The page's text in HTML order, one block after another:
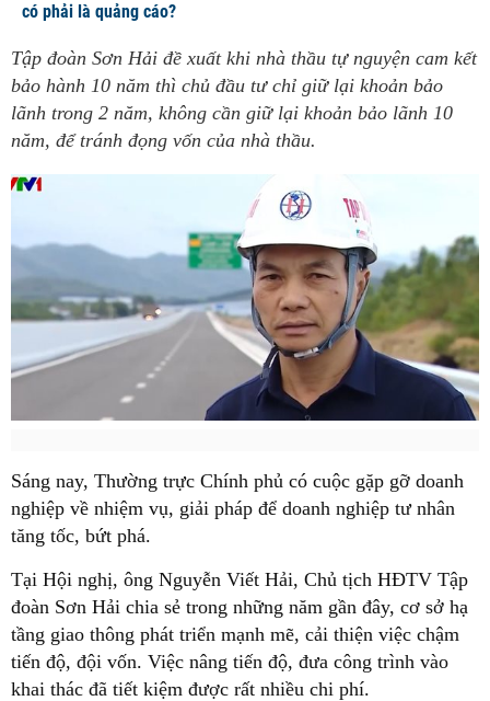
có phải là quảng cáo?
Tập đoàn Sơn Hải đề xuất khi nhà thầu tự nguyện cam kết
bảo hành 10 năm thì chủ đầu tư chỉ giữ lại khoản bảo
lãnh trong 2 năm, không cần giữ lại khoản bảo lãnh 10
năm, để tránh đọng vốn của nhà thầu.
Sáng nay, Thường trực Chính phủ có cuộc gặp gỡ doanh
nghiệp về nhiệm vụ, giải pháp để doanh nghiệp tư nhân
tăng tốc, bứt phá.
Tại Hội nghị, ông Nguyễn Viết Hải, Chủ tịch HĐTV Tập
đoàn Sơn Hải chia sẻ trong những năm gần đây, cơ sở hạ
tầng giao thông phát triển mạnh mẽ, cải thiện việc chậm
tiến độ, đội vốn. Việc nâng tiến độ, đưa công trình vào
khai thác đã tiết kiệm được rất nhiều chi phí.